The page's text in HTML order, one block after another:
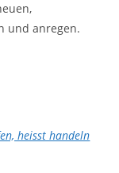
und anregen.
heisst handeln